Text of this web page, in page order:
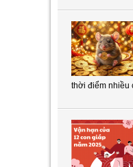
thời điểm nhiều